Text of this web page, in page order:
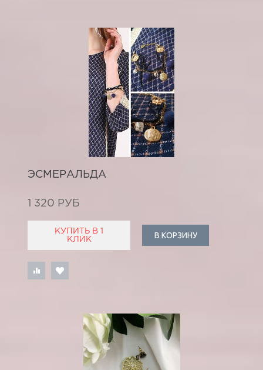
ЭСМЕРАЛЬДА
1 320 РУБ
КУПИТЬ В 1
КЛИК
В КОРЗИНУ